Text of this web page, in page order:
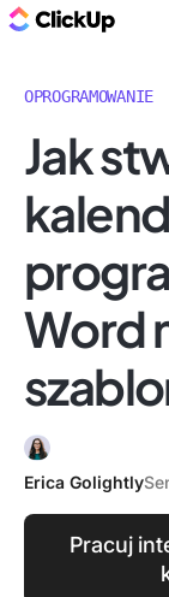
OPROGRAMOWANIE
Jak
Word
Erica Golightly
Pracuj